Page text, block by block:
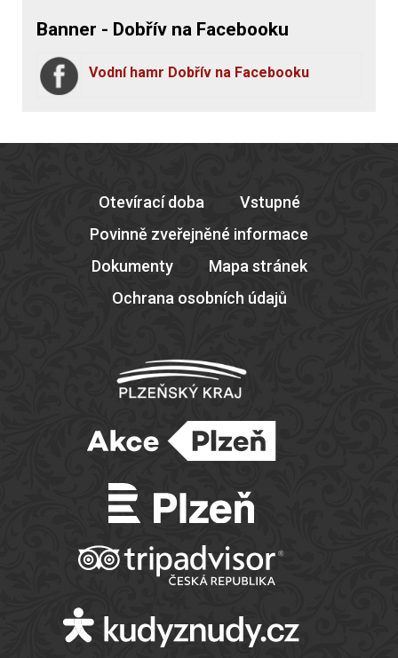
Banner - Dobřív na Facebooku
Vodní hamr Dobřív na Facebooku
Otevírací doba
Vstupné
Povinně zveřejněné informace
Dokumenty
Mapa stránek
Ochrana osobních údajů